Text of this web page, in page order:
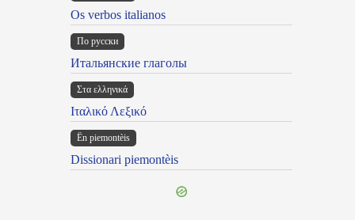
Os verbos italianos
По русски
Итальянские глаголы
Στα ελληνικά
Ιταλικό Λεξικό
Ën piemontèis
Dissionari piemontèis